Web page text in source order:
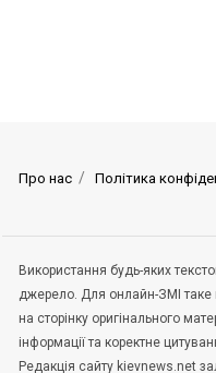
Про нас Політика
Використання будь-яких
джерело. Для онлайн-ЗМІ таке
на сторінку оригінального
інформації та коректне
Редакція сайту kievnews.net